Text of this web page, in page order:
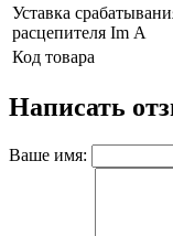
Уставка
расцепителя Im А
Код товара
Написать
Ваше имя: